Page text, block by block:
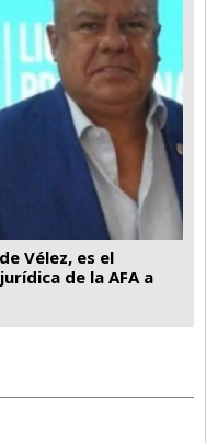
Vélez, es el
de la AFA a